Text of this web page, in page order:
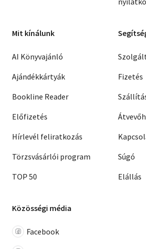
Mit kínálunk
AI Könyvajánló
Ajándékkártyák
Bookline Reader
Előfizetés
Hírlevél feliratkozás
Törzsvásárlói program
TOP 50
Fizetés
Súgó
Elállás
Közösségi média
Facebook